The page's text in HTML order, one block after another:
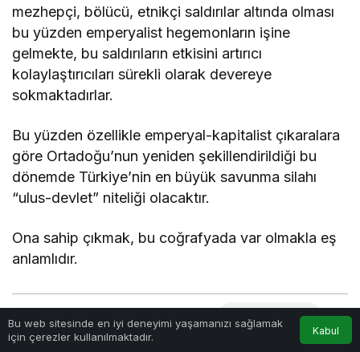
mezhepçi, bölücü, etnikçi saldırılar altında olması
bu yüzden emperyalist hegemonların işine
gelmekte, bu saldırıların etkisini artırıcı
kolaylaştırıcıları sürekli olarak devereye
sokmaktadırlar.
Bu yüzden özellikle emperyal-kapitalist çıkaralara
göre Ortadoğu’nun yeniden şekillendirildiği bu
dönemde Türkiye’nin en büyük savunma silahı
“ulus-devlet” niteliği olacaktır.
Ona sahip çıkmak, bu coğrafyada var olmakla eş
anlamlıdır.
Haberle ilgili daha fazlası: # hakan reyhan
# ortadoğu
Bu web sitesinde en iyi deneyimi yaşamanızı sağlamak
için çerezler kullanılmaktadır.
Kabul